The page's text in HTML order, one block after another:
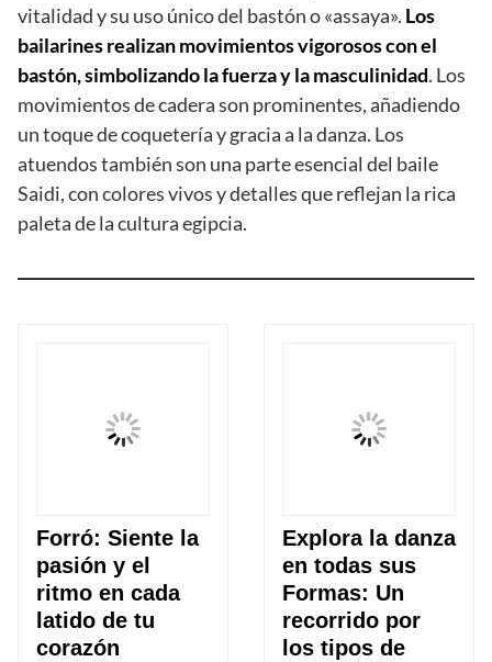
vitalidad y su uso único del bastón o «assaya». Los
bailarines realizan movimientos vigorosos con el
bastón, simbolizando la fuerza y la masculinidad. Los
movimientos de cadera son prominentes, añadiendo
un toque de coquetería y gracia a la danza. Los
atuendos también son una parte esencial del baile
Saidi, con colores vivos y detalles que reflejan la rica
paleta de la cultura egipcia.
Forró: Siente la
pasión y el
ritmo en cada
latido de tu
corazón
Explora la danza
en todas sus
Formas: Un
recorrido por
los tipos de